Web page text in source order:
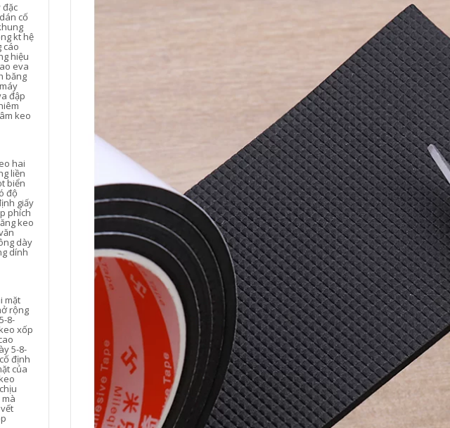
đặc
cố
kt hệ
cáo
hiệu
eva
băng
đập
keo
hai
liền
biển
độ
giấy
phích
keo
dày
dính
mặt
rộng
8-
xốp
5-8-
định
của
khung ảnh cố định
độ nhớt cao cố định
khung ảnh hai mặt
băng keo xốp dán
gương dán gạch liền
mạch dán văn
phòng xe quảng
cáo dày EVA xốp
dán băng dính xốp
dán tường
Miloqi bọt biển keo
hai mặt có độ nhớt
cao khung ảnh treo
tường cố định mạnh
mẽ dày 5-8-10MM
bọt eva trắng dày 5-
8-10MM mà không
để lại dấu vết trên cả
hai mặt của ngành
kỹ thuật băng bọt
dải niêm phong
cách âm băng keo
xốp 2 mặt siêu dính
754,000
Miloqi xốp dán hai
Băng keo xốp hai
băng keo xốp trắng
Miloqi bọt biển PE
mạnh mẽ Băng keo
hai mặt trang trí có
độ nhớt cao
trunking không có
móng tay bảng tên
quảng cáo đặc biệt
cố định không thấm
nước chịu nhiệt độ
cao màng đen đỏ
bọt biển dày nhãn
dán hai mặt băng
dính xốp vàng
215,000
Sửa chữa điện thoại
di động Miller Qi
Keo dán hai mặt
siêu mỏng mạnh
mẽ, độ nhớt cao cáp
màn hình LCD dây
đai cố định băng
chống mài mòn
Băng dính 2 mặt dán
tường
203,000
Móc dán tường có
độ bám dính mạnh
Mi Leqi bọt biển dày
hai mặt keo dán